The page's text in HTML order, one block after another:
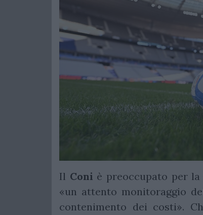
Il Coni è preoccupato per
«un attento monitoraggio
contenimento dei costi».